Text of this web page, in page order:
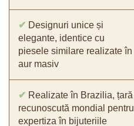
✔ Designuri unice și
elegante, identice cu
piesele similare realizate în
aur masiv
✔ Realizate în Brazilia, țară
recunoscută mondial pentru
expertiza în bijuteriile